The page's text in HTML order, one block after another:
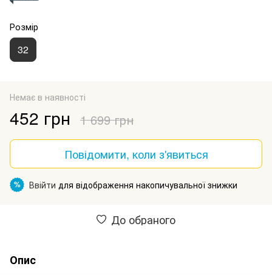
Розмір
32
Немає в наявності
452 грн 1 699 грн
Повідомити, коли з'явиться
% Ввійти для відображення накопичувальної знижки
До обраного
Опис